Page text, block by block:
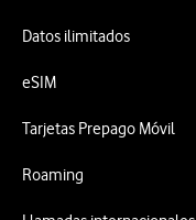
Datos ilimitados
eSIM
Tarjetas Prepago Móvil
Roaming